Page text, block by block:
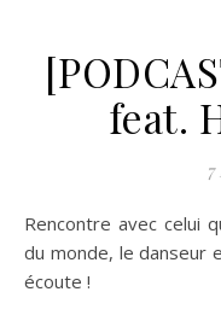
feat.
Rencontre avec celui qui enchante les plus grandes salles
du monde, le danseur
écoute !